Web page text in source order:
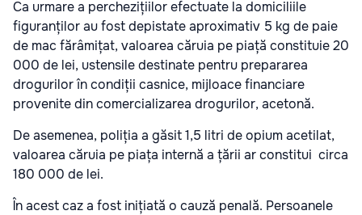
Ca urmare a perchezițiilor efectuate la domiciliile
figuranților au fost depistate aproximativ 5 kg de paie
de mac fărâmițat, valoarea căruia pe piață constituie 20
000 de lei, ustensile destinate pentru prepararea
drogurilor în condiții casnice, mijloace financiare
provenite din comercializarea drogurilor, acetonă.
De asemenea, poliția a găsit 1,5 litri de opium acetilat,
valoarea căruia pe piața internă a țării ar constitui circa
180 000 de lei.
În acest caz a fost inițiată o cauză penală. Persoanele